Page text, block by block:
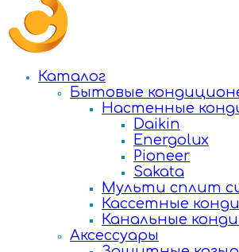
Каталог
Бытовые
Настенные
Daikin
Energolux
Pioneer
Sakata
Мульти сплит
Кассетные
Канальные
Аксессуары